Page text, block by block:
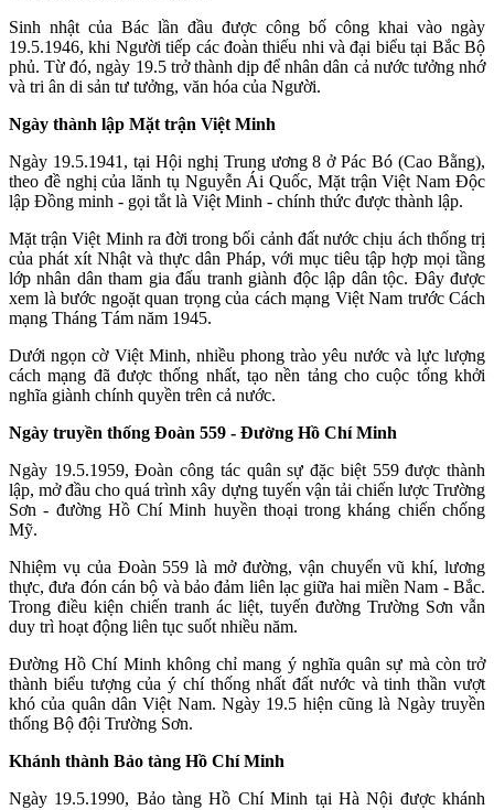
Sinh nhật của Bác lần đầu được công bố công khai vào ngày
19.5.1946, khi Người tiếp các đoàn thiếu nhi và đại biểu tại Bắc Bộ
phủ. Từ đó, ngày 19.5 trở thành dịp để nhân dân cả nước tưởng nhớ
và tri ân di sản tư tưởng, văn hóa của Người.
Ngày thành lập Mặt trận Việt Minh
Ngày 19.5.1941, tại Hội nghị Trung ương 8 ở Pác Bó (Cao Bằng),
theo đề nghị của lãnh tụ Nguyễn Ái Quốc, Mặt trận Việt Nam Độc
lập Đồng minh - gọi tắt là Việt Minh - chính thức được thành lập.
Mặt trận Việt Minh ra đời trong bối cảnh đất nước chịu ách thống trị
của phát xít Nhật và thực dân Pháp, với mục tiêu tập hợp mọi tầng
lớp nhân dân tham gia đấu tranh giành độc lập dân tộc. Đây được
xem là bước ngoặt quan trọng của cách mạng Việt Nam trước Cách
mạng Tháng Tám năm 1945.
Dưới ngọn cờ Việt Minh, nhiều phong trào yêu nước và lực lượng
cách mạng đã được thống nhất, tạo nền tảng cho cuộc tổng khởi
nghĩa giành chính quyền trên cả nước.
Ngày truyền thống Đoàn 559 - Đường Hồ Chí Minh
Ngày 19.5.1959, Đoàn công tác quân sự đặc biệt 559 được thành
lập, mở đầu cho quá trình xây dựng tuyến vận tải chiến lược Trường
Sơn - đường Hồ Chí Minh huyền thoại trong kháng chiến chống
Mỹ.
Nhiệm vụ của Đoàn 559 là mở đường, vận chuyển vũ khí, lương
thực, đưa đón cán bộ và bảo đảm liên lạc giữa hai miền Nam - Bắc.
Trong điều kiện chiến tranh ác liệt, tuyến đường Trường Sơn vẫn
duy trì hoạt động liên tục suốt nhiều năm.
Đường Hồ Chí Minh không chỉ mang ý nghĩa quân sự mà còn trở
thành biểu tượng của ý chí thống nhất đất nước và tinh thần vượt
khó của quân dân Việt Nam. Ngày 19.5 hiện cũng là Ngày truyền
thống Bộ đội Trường Sơn.
Khánh thành Bảo tàng Hồ Chí Minh
Ngày 19.5.1990, Bảo tàng Hồ Chí Minh tại Hà Nội được khánh